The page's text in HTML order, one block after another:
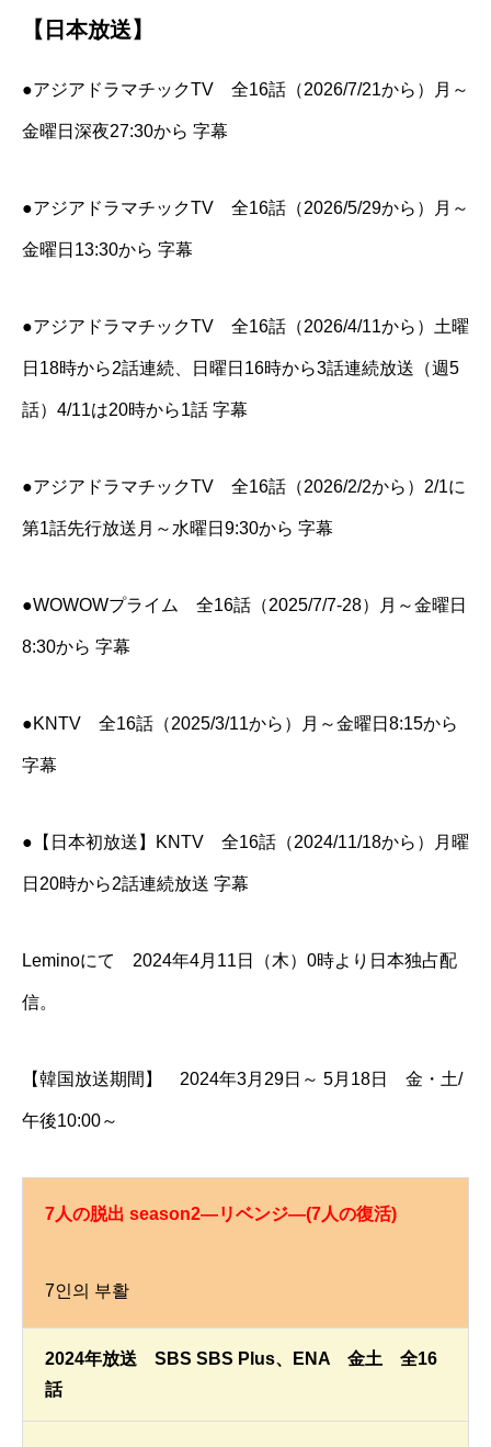
【日本放送】
●アジアドラマチックTV 全16話（2026/7/21から）月～
金曜日深夜27:30から 字幕
●アジアドラマチックTV 全16話（2026/5/29から）月～
金曜日13:30から 字幕
●アジアドラマチックTV 全16話（2026/4/11から）土曜
日18時から2話連続、日曜日16時から3話連続放送（週5
話）4/11は20時から1話 字幕
●アジアドラマチックTV 全16話（2026/2/2から）2/1に
第1話先行放送月～水曜日9:30から 字幕
●WOWOWプライム 全16話（2025/7/7-28）月～金曜日
8:30から 字幕
●KNTV 全16話（2025/3/11から）月～金曜日8:15から
字幕
●【日本初放送】KNTV 全16話（2024/11/18から）月曜
日20時から2話連続放送 字幕
Leminoにて 2024年4月11日（木）0時より日本独占配
信。
【韓国放送期間】 2024年3月29日～ 5月18日 金・土/
午後10:00～
7人の脱出 season2―リベンジ―(7人の復活)
7인의 부활
2024年放送 SBS SBS Plus、ENA 金土 全16
話